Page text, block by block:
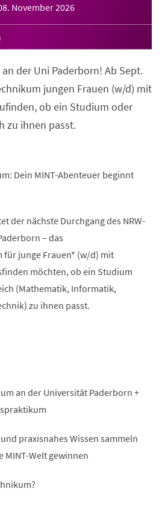
November 2026
der Uni Paderborn! Ab Sept.
jungen Frauen (w/d) mit
ob ein Studium oder
zu ihnen passt.
Dein MINT-Abenteuer beginnt
der nächste Durchgang des NRW-
– das
junge Frauen* (w/d) mit
möchten, ob ein Studium
(Mathematik, Informatik,
zu ihnen passt.
an der Universität Paderborn +
praxisnahes Wissen sammeln
MINT-Welt gewinnen